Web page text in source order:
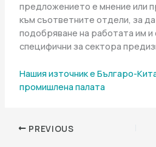
предложението е мнение или
към съответните отдели, за
подобряване на работата им и
специфични за сектора
Нашия източник е Българо-
промишлена палaта
PREVIOUS